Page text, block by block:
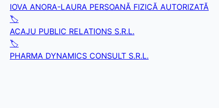
IOVA ANORA-LAURA PERSOANĂ FIZICĂ AUTORIZATĂ
🏷️
ACAJU PUBLIC RELATIONS S.R.L.
🏷️
PHARMA DYNAMICS CONSULT S.R.L.